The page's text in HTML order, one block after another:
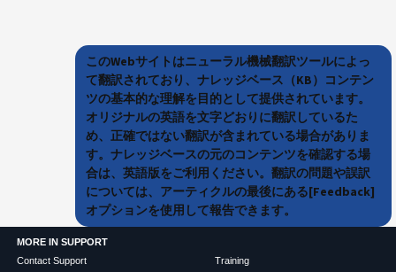
このWebサイトはニューラル機械翻訳ツールによっ
て翻訳されており、ナレッジベース（KB）コンテン
ツの基本的な理解を目的として提供されています。
オリジナルの英語を文字どおりに翻訳しているた
め、正確ではない翻訳が含まれている場合がありま
す。ナレッジベースの元のコンテンツを確認する場
合は、英語版をご利用ください。翻訳の問題や誤訳
については、アーティクルの最後にある[Feedback]
オプションを使用して報告できます。
MORE IN SUPPORT
Contact Support
Training